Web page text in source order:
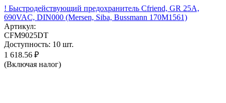
! Быстродействующий предохранитель Cfriend, GR 25А,
690VAC, DIN000 (Mersen, Siba, Bussmann 170M1561)
Артикул:
CFM9025DT
Доступность: 10 шт.
1 618.56 ₽
(Включая налог)